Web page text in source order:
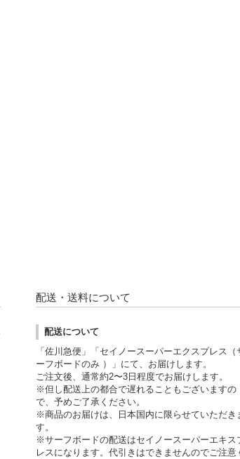
配送・送料について
配送について
「佐川急便」「セイノースーパーエクスプレス（
ーフボードのみ ）」にて、お届けします。
ご注文後、通常約2〜3日程度でお届けします。
※但し配送上の都合で遅れることもございますの
で、予めご了承ください。
※商品のお届けは、日本国内に限らせていただき
す。
※サーフボードの配送はセイノースーパーエキス
レスになります。代引きはできませんのでご注意